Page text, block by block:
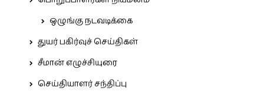
ஒழுங்கு நடவடிக்கை
துயர் பகிர்வுச் செய்திகள்
சீமான் எழுச்சியுரை
செய்தியாளர் சந்திப்பு